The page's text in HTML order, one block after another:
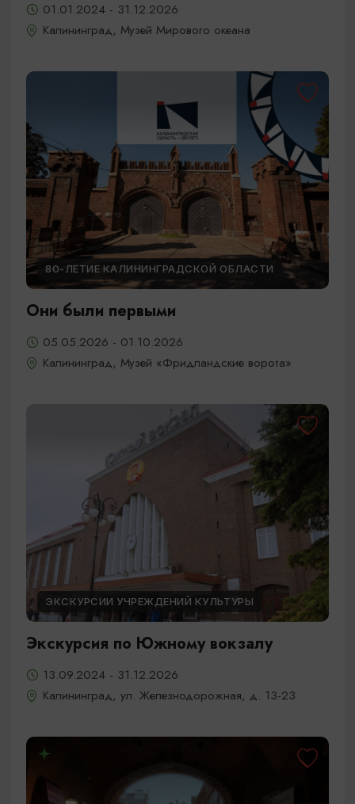
01.01.2024 - 31.12.2026
Калининград, Музей Мирового океана
80-ЛЕТИЕ КАЛИНИНГРАДСКОЙ ОБЛАСТИ
Они были первыми
05.05.2026 - 01.10.2026
Калининград, Музей «Фридландские ворота»
ЭКСКУРСИИ УЧРЕЖДЕНИЙ КУЛЬТУРЫ
Экскурсия по Южному вокзалу
13.09.2024 - 31.12.2026
Калининград, ул. Железнодорожная, д. 13-23